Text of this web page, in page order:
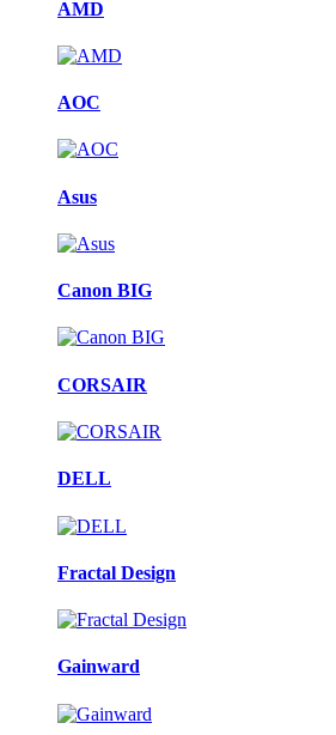
AMD
AOC
Asus
Canon BIG
CORSAIR
DELL
Fractal Design
Gainward